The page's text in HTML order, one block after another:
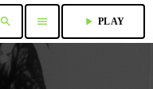
search menu play_arrow PLAY